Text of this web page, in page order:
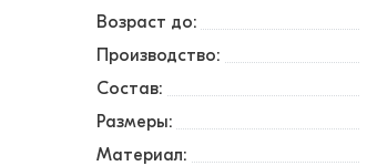
Возраст до:
Производство:
Состав:
Размеры:
Материал: